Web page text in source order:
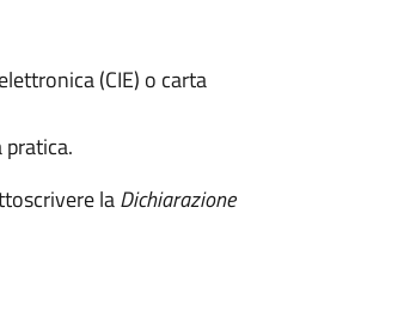
(CIE) o carta
laDichiarazione